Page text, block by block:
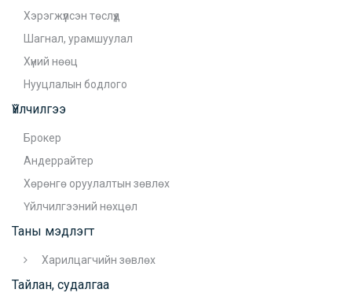
Хэрэгжүүлсэн төслүүд
Шагнал, урамшуулал
Хүний нөөц
Нууцлалын бодлого
Үйлчилгээ
Брокер
Андеррайтер
Хөрөнгө оруулалтын зөвлөх
Үйлчилгээний нөхцөл
Таны мэдлэгт
Харилцагчийн зөвлөх
Тайлан, судалгаа